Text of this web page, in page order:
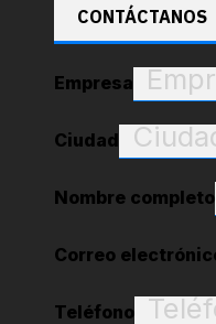
CONTÁCTANOS
Empresa
Ciudad
Nombre completo
Correo
Teléfono